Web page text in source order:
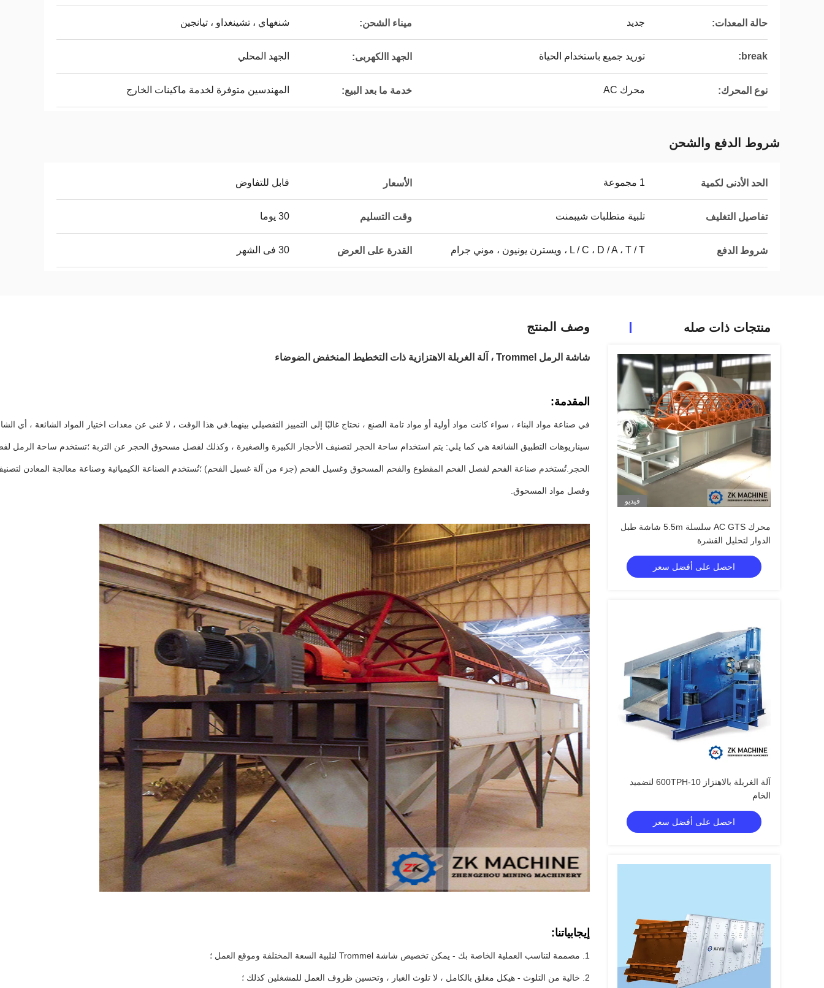
حالة المعدات: جديد ميناء الشحن: شنغهاي ، تشينغداو ، تيانجين
break: توريد جميع باستخدام الحياة الجهد االكهربى: الجهد المحلي
نوع المحرك: محرك AC خدمة ما بعد البيع: المهندسين متوفرة لخدمة ماكينات الخارج
شروط الدفع والشحن
الحد الأدنى لكمية 1 مجموعة الأسعار قابل للتفاوض
تفاصيل التغليف تلبية متطلبات شيبمنت وقت التسليم 30 يوما
شروط الدفع L / C ، D / A ، T / T ، ويسترن يونيون ، موني جرام القدرة على العرض 30 فى الشهر
منتجات ذات صله
فيديو
محرك AC GTS سلسلة 5.5m شاشة طبل
الدوار لتحليل القشرة
احصل على أفضل سعر
آلة الغربلة بالاهتزاز 10-600TPH لتضميد
الخام
احصل على أفضل سعر
وصف المنتج
شاشة الرمل Trommel ، آلة الغربلة الاهتزازية ذات التخطيط المنخفض الضوضاء
المقدمة:
في صناعة مواد البناء ، سواء كانت مواد أولية أو مواد تامة الصنع ، نحتاج غالبًا إلى التمييز التفصيلي بينهما.في هذا الوقت ، لا غنى عن معدات اختيار المواد الشائعة ، أي
سيناريوهات التطبيق الشائعة هي كما يلي: يتم استخدام ساحة الحجر لتصنيف الأحجار الكبيرة والصغيرة ، وكذلك لفصل مسحوق الحجر عن التربة ؛تستخدم ساحة الرمل
الحجر.تُستخدم صناعة الفحم لفصل الفحم المقطوع والفحم المسحوق وغسيل الفحم (جزء من آلة غسيل الفحم) ؛تُستخدم الصناعة الكيميائية وصناعة معالجة المعادن
وفصل مواد المسحوق.
إيجابياتنا:
1. مصممة لتناسب العملية الخاصة بك - يمكن تخصيص شاشة Trommel لتلبية السعة المختلفة وموقع العمل ؛
2. خالية من التلوث - هيكل مغلق بالكامل ، لا تلوث الغبار ، وتحسين ظروف العمل للمشغلين كذلك ؛